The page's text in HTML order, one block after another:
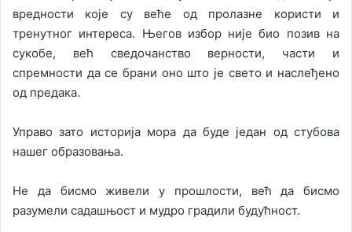
вредности које су веће од пролазне користи и
тренутног интереса. Његов избор није био позив на
сукобе, већ сведочанство верности, части и
спремности да се брани оно што је свето и наслеђено
од предака.
Управо зато историја мора да буде један од стубова
нашег образовања.
Не да бисмо живели у прошлости, већ да бисмо
разумели садашњост и мудро градили будућност.